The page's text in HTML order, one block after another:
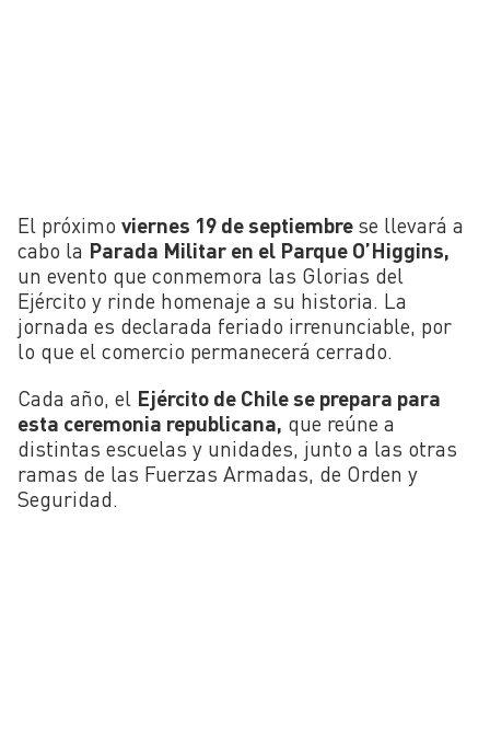
El próximo viernes 19 de septiembre se llevará a
cabo la Parada Militar en el Parque O’Higgins,
un evento que conmemora las Glorias del
Ejército y rinde homenaje a su historia. La
jornada es declarada feriado irrenunciable, por
lo que el comercio permanecerá cerrado.
Cada año, el Ejército de Chile se prepara para
esta ceremonia republicana, que reúne a
distintas escuelas y unidades, junto a las otras
ramas de las Fuerzas Armadas, de Orden y
Seguridad.